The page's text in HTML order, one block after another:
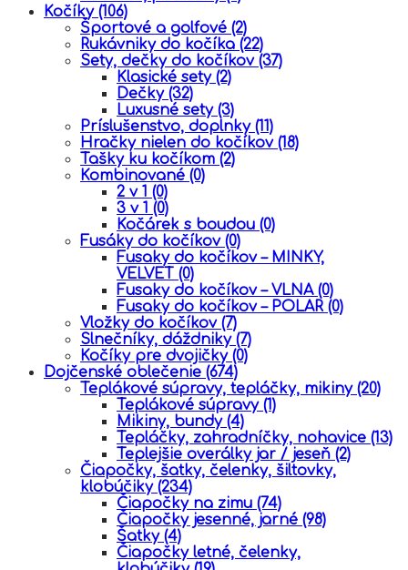
Kočíky (106)
Športové a golfové (2)
Rukávniky do kočíka (22)
Sety, dečky do kočíkov (37)
Klasické sety (2)
Dečky (32)
Luxusné sety (3)
Príslušenstvo, doplnky (11)
Hračky nielen do kočíkov (18)
Tašky ku kočíkom (2)
Kombinované (0)
2 v 1 (0)
3 v 1 (0)
Kočárek s boudou (0)
Fusáky do kočíkov (0)
Fusaky do kočíkov – MINKY,
VELVET (0)
Fusaky do kočíkov – VLNA (0)
Fusaky do kočíkov – POLAR (0)
Vložky do kočíkov (7)
Slnečníky, dáždniky (7)
Kočíky pre dvojičky (0)
Dojčenské oblečenie (674)
Teplákové súpravy, tepláčky, mikiny (20)
Teplákové súpravy (1)
Mikiny, bundy (4)
Tepláčky, zahradníčky, nohavice (13)
Teplejšie overálky jar / jeseň (2)
Čiapočky, šatky, čelenky, šiltovky,
klobúčiky (234)
Čiapočky na zimu (74)
Čiapočky jesenné, jarné (98)
Šatky (4)
Čiapočky letné, čelenky,